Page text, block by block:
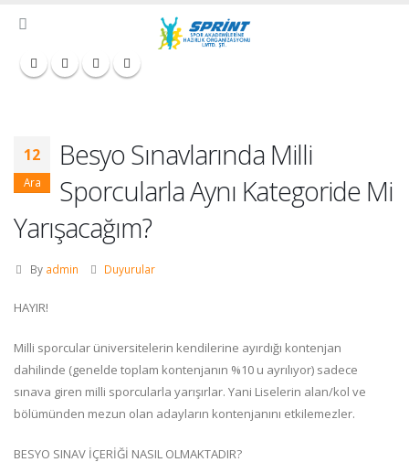
12
Ara
Besyo Sınavlarında Milli
Sporcularla Aynı Kategoride Mi
Yarışacağım?
By admin Duyurular
HAYIR!
Milli sporcular üniversitelerin kendilerine ayırdığı kontenjan
dahilinde (genelde toplam kontenjanın %10 u ayrılıyor) sadece
sınava giren milli sporcularla yarışırlar. Yani Liselerin alan/kol ve
bölümünden mezun olan adayların kontenjanını etkilemezler.
BESYO SINAV İÇERİĞİ NASIL OLMAKTADIR?